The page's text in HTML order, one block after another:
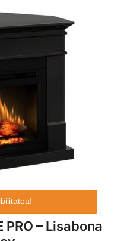
PRO – Lisabona